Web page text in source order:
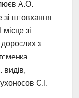
А.О.
зі штовхання
місце зі
з
С.І.